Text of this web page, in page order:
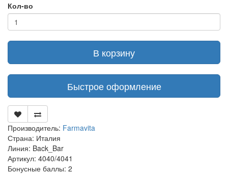
Кол-во
В корзину
Быстрое оформление
Производитель: Farmavita
Страна: Италия
Линия: Back_Bar
Артикул: 4040/4041
Бонусные баллы: 2